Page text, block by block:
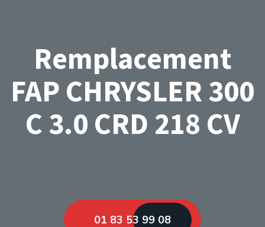
Remplacement
FAP CHRYSLER 300
C 3.0 CRD 218 CV
01 83 53 99 08